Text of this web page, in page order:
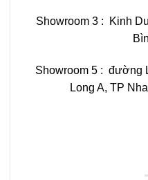
Showroom 3 : Kinh
Showroom 5 : đường
Long A, TP